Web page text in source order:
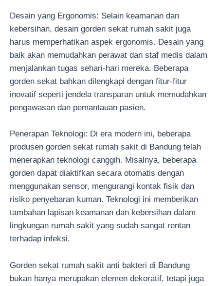
Desain yang Ergonomis: Selain keamanan dan
kebersihan, desain gorden sekat rumah sakit juga
harus memperhatikan aspek ergonomis. Desain yang
baik akan memudahkan perawat dan staf medis dalam
menjalankan tugas sehari-hari mereka. Beberapa
gorden sekat bahkan dilengkapi dengan fitur-fitur
inovatif seperti jendela transparan untuk memudahkan
pengawasan dan pemantauan pasien.
Penerapan Teknologi: Di era modern ini, beberapa
produsen gorden sekat rumah sakit di Bandung telah
menerapkan teknologi canggih. Misalnya, beberapa
gorden dapat diaktifkan secara otomatis dengan
menggunakan sensor, mengurangi kontak fisik dan
risiko penyebaran kuman. Teknologi ini memberikan
tambahan lapisan keamanan dan kebersihan dalam
lingkungan rumah sakit yang sudah sangat rentan
terhadap infeksi.
Gorden sekat rumah sakit anti bakteri di Bandung
bukan hanya merupakan elemen dekoratif, tetapi juga